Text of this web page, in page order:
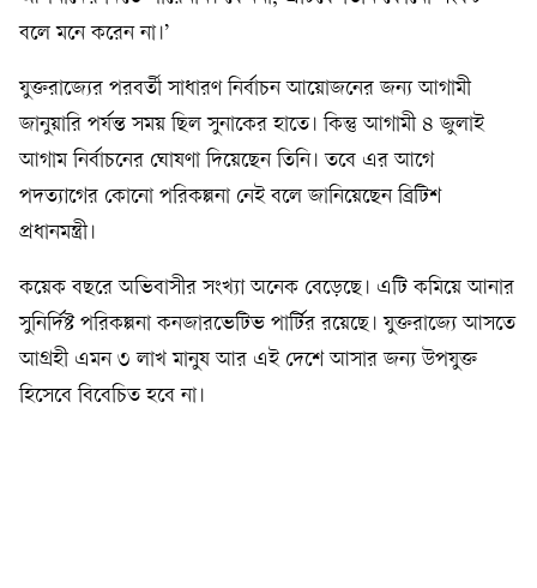
বলে মনে করেন না।’
যুক্তরাজ্যের পরবর্তী সাধারণ নির্বাচন আয়োজনের জন্য আগামী
জানুয়ারি পর্যন্ত সময় ছিল সুনাকের হাতে। কিন্তু আগামী ৪ জুলাই
আগাম নির্বাচনের ঘোষণা দিয়েছেন তিনি। তবে এর আগে
পদত্যাগের কোনো পরিকল্পনা নেই বলে জানিয়েছেন ব্রিটিশ
প্রধানমন্ত্রী।
কয়েক বছরে অভিবাসীর সংখ্যা অনেক বেড়েছে। এটি কমিয়ে আনার
সুনির্দিষ্ট পরিকল্পনা কনজারভেটিভ পার্টির রয়েছে। যুক্তরাজ্যে আসতে
আগ্রহী এমন ৩ লাখ মানুষ আর এই দেশে আসার জন্য উপযুক্ত
হিসেবে বিবেচিত হবে না।